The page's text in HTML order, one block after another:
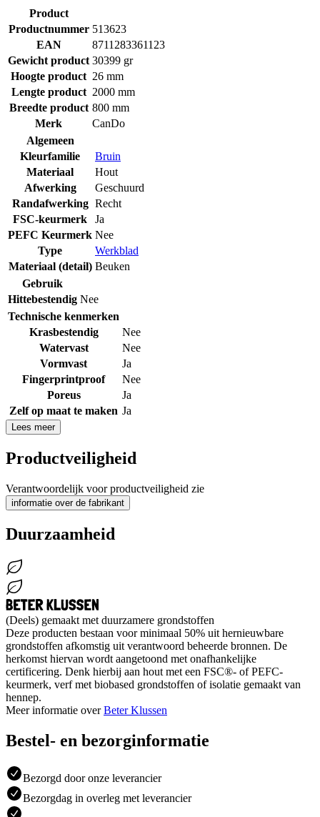
Product
Productnummer 513623
EAN
8711283361123
Gewicht product 30399 gr
Hoogte product 26 mm
Lengte product 2000 mm
Breedte product 800 mm
Merk
CanDo
Algemeen
Kleurfamilie
Bruin
Materiaal
Hout
Afwerking
Geschuurd
Randafwerking Recht
FSC-keurmerk
Ja
PEFC Keurmerk Nee
Type
Werkblad
Materiaal (detail) Beuken
Gebruik
Hittebestendig Nee
Technische kenmerken
Krasbestendig
Nee
Watervast
Nee
Vormvast
Ja
Fingerprintproof
Nee
Poreus
Ja
Zelf op maat te maken Ja
Lees meer
Productveiligheid
Verantwoordelijk voor productveiligheid zie
informatie over de fabrikant
Duurzaamheid
(Deels) gemaakt met duurzamere grondstoffen
Deze producten bestaan voor minimaal 50% uit hernieuwbare
grondstoffen afkomstig uit verantwoord beheerde bronnen. De
herkomst hiervan wordt aangetoond met onafhankelijke
certificering. Denk hierbij aan hout met een FSC®- of PEFC-
keurmerk, verf met biobased grondstoffen of isolatie gemaakt van
hennep.
Meer informatie overBeter Klussen
Bestel- en bezorginformatie
Bezorgd door onze leverancier
Bezorgdag in overleg met leverancier